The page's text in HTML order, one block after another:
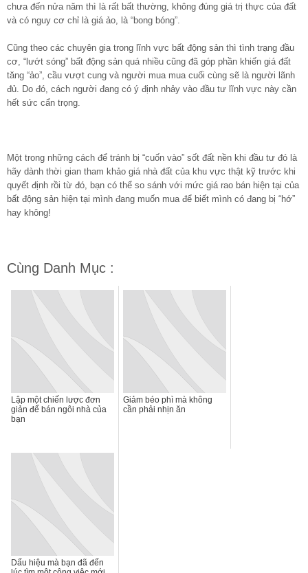
chưa đến nửa năm thì là rất bất thường, không đúng giá trị thực của đất
và có nguy cơ chỉ là giá ảo, là “bong bóng”.
Cũng theo các chuyên gia trong lĩnh vực bất động sản thì tình trạng đầu
cơ, “lướt sóng” bất động sản quá nhiều cũng đã góp phần khiến giá đất
tăng “ảo”, cầu vượt cung và người mua mua cuối cùng sẽ là người lãnh
đủ. Do đó, cách người đang có ý định nhảy vào đầu tư lĩnh vực này cần
hết sức cẩn trọng.
Một trong những cách để tránh bị “cuốn vào” sốt đất nền khi đầu tư đó là
hãy dành thời gian tham khảo giá nhà đất của khu vực thật kỹ trước khi
quyết định rồi từ đó, bạn có thể so sánh với mức giá rao bán hiện tại của
bất động sản hiện tại mình đang muốn mua để biết mình có đang bị “hớ”
hay không!
Cùng Danh Mục :
Lập một chiến lược đơn
giản để bán ngôi nhà của
bạn
Giảm béo phì mà không
cần phải nhịn ăn
Dấu hiệu mà bạn đã đến